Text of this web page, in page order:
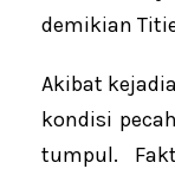
demikian
Akibat
kondisi
tumpul.